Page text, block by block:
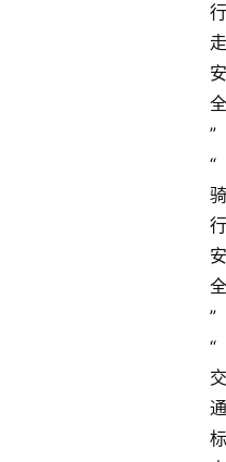
行
走
安
全
”
“
骑
行
安
全
”
“
交
通
标